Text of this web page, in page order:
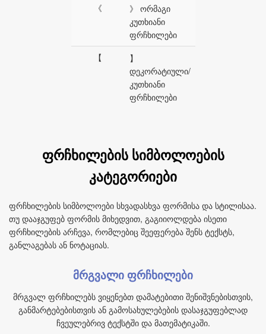
《
》 ორმაგი
კუთხიანი
ფრჩხილები
【
】
დეკორატიული/
კუთხიანი
ფრჩხილები
ფრჩხილების სიმბოლოების
კატეგორიები
ფრჩხილების სიმბოლოები სხვადასხვა ფორმისა და სტილისაა.
თუ დააჯგუფებ ფორმის მიხედვით, გაგიიოლდება ისეთი
ფრჩხილების არჩევა, რომლებიც შეეფერება შენს ტექსტს,
განლაგებას ან ნოტაციას.
მრგვალი ფრჩხილები
მრგვალ ფრჩხილებს ვიყენებთ დამატებითი შენიშვნებისთვის,
განმარტებებისთვის ან გამოსახულებების დასაჯგუფებლად
ჩვეულებრივ ტექსტში და მათემატიკაში.